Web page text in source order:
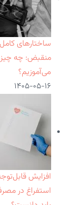
منقبض: چه چیزی
می‌آموزیم؟
۱۴۰۵-۰۵-۱۶
افزایش
استفراغ در